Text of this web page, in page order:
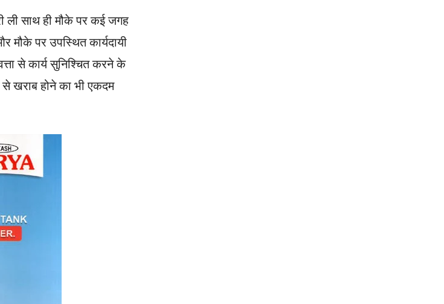
ली साथ ही मौके पर कई जगह
मौके पर उपस्थित कार्यदायी
से कार्य सुनिश्चित करने के
से खराब होने का भी एकदम